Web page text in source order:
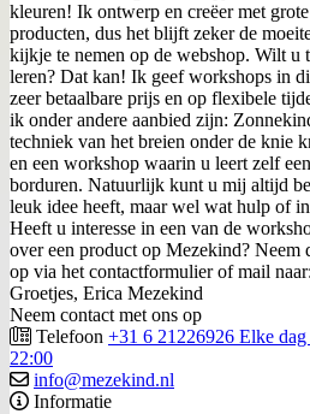
kleuren! Ik ontwerp en creëer met
producten, dus het blijft zeker de
kijkje te nemen op de webshop. Wilt u
leren? Dat kan! Ik geef workshops in
zeer betaalbare prijs en op flexibele
ik onder andere aanbied zijn:
techniek van het breien onder de knie
en een workshop waarin u leert zelf
borduren. Natuurlijk kunt u mij altijd
leuk idee heeft, maar wel wat hulp of
Heeft u interesse in een van de
over een product op Mezekind? Neem
op via het contactformulier of mail
Groetjes, Erica Mezekind
Neem contact met ons op
Telefoon +31 6 21226926 Elke
22:00
info@mezekind.nl
Informatie